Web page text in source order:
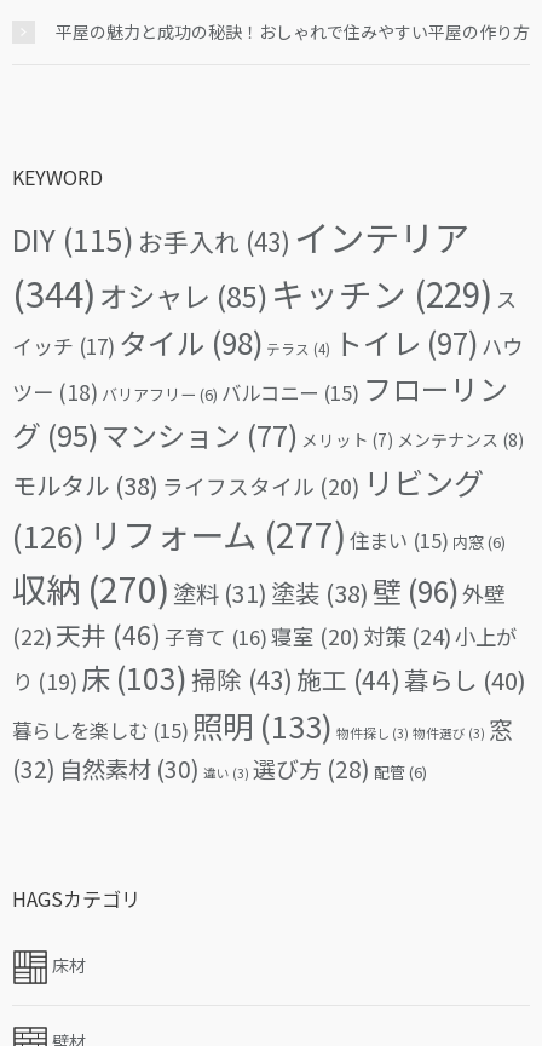
平屋の魅力と成功の秘訣！おしゃれで住みやすい平屋の作り方
KEYWORD
DIY (115) お手入れ (43) インテリア
(344) オシャレ (85) キッチン (229) ス
イッチ (17) タイル (98) テラス (4) トイレ (97) ハウ
ツー (18) バリアフリー (6) バルコニー (15) フローリン
グ (95)マンション (77) メリット (7) メンテナンス (8)
モルタル (38) ライフスタイル (20) リビング
(126) リフォーム (277) 住まい (15) 内窓(6)
収納 (270) 塗料 (31) 塗装 (38) 壁 (96)外壁
(22)天井 (46) 子育て (16)寝室 (20) 対策 (24)小上が
り (19) 床 (103)掃除 (43) 施工 (44) 暮らし (40)
暮らしを楽しむ (15) 照明 (133) 物件探し (3) 物件選び (3) 窓
(32) 自然素材 (30) 違い (3) 選び方 (28) 配管(6)
HAGSカテゴリ
床材